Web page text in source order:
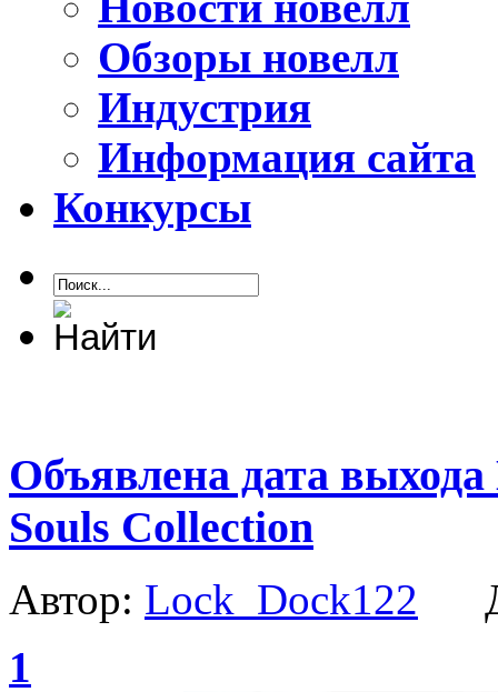
Обзоры новелл
Индустрия
Информация сайта
Конкурсы
Объявлена дата
Souls Collection
Автор: Lock_Dock122
1